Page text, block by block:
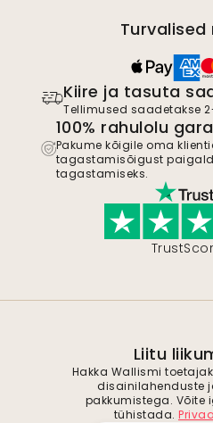
Turvalised
Kiire ja tasuta
Tellimused saadetakse
100% rahulolu
Pakume kõigile oma
tagastamisõigust
tagastamiseks.
Liitu
Hakka Wallismi
disainilahenduste
pakkumistega. Võite
tühistada.